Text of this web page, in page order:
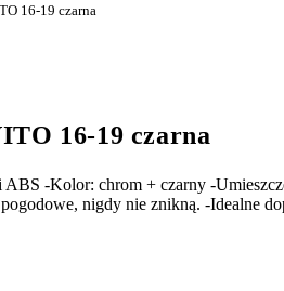
16-19 czarna
16-19 czarna
ABS -Kolor: chrom + czarny -
nigdy nie znikną. -Idealne